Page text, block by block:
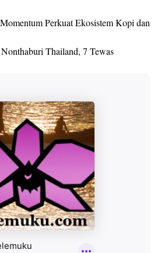
Perkuat Ekosistem Kopi dan
Thailand, 7 Tewas